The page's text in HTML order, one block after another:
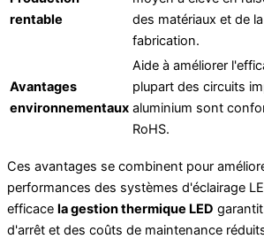
rentable
des matériaux et de
fabrication.
Avantages
environnementaux
Aide à améliorer
plupart des circuits
aluminium sont
RoHS.
Ces avantages se combinent pour
performances des systèmes d'éclairage
efficace la gestion thermique LED
d'arrêt et des coûts de maintenance